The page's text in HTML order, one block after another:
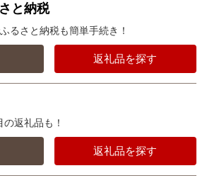
と納税
るさと納税も簡単手続き！
返礼品を探す
返礼品も！
返礼品を探す